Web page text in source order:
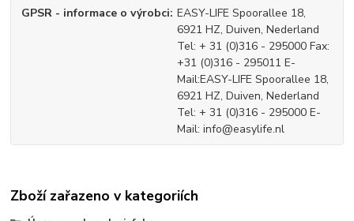
GPSR - informace o výrobci EASY-LIFE Spoorallee 18,
6921 HZ, Duiven, Nederland
Tel: + 31 (0)316 - 295000 Fax:
+31 (0)316 - 295011 E-
Mail:EASY-LIFE Spoorallee 18,
6921 HZ, Duiven, Nederland
Tel: + 31 (0)316 - 295000 E-
Mail: info@easylife.nl
Zboží zařazeno v kategoriích